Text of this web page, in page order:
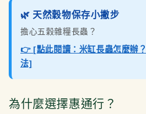
🌿 天然穀物保存小撇步
擔心五穀雜糧長蟲？
👉 [點此閱讀：米缸長蟲怎麼辦
法]
為什麼選擇惠通行？